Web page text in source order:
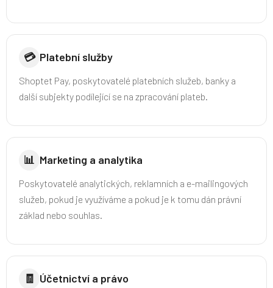
💳 Platební služby
Shoptet Pay, poskytovatelé platebních služeb, banky a
další subjekty podílející se na zpracování plateb.
📊 Marketing a analytika
Poskytovatelé analytických, reklamních a e-mailingových
služeb, pokud je využíváme a pokud je k tomu dán právní
základ nebo souhlas.
🧾 Účetnictví a právo